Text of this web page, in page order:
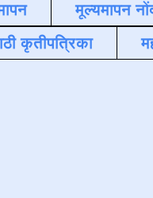
मूल्यमापन
कृतीपत्रिका